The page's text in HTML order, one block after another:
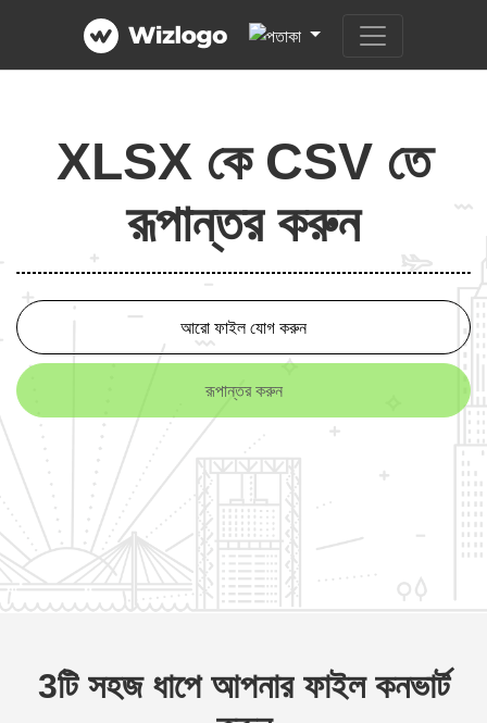
XLSX কে CSV তে
রূপান্তর করুন
আরো ফাইল যোগ করুন
রূপান্তর করুন
3টি সহজ ধাপে আপনার ফাইল কনভার্ট